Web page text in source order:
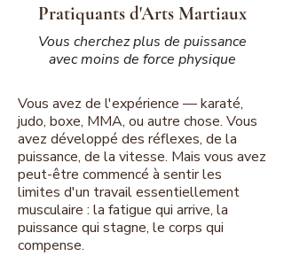
Pratiquants d'Arts Martiaux
Vous cherchez plus de puissance
avec moins de force physique
Vous avez de l'expérience — karaté,
judo, boxe, MMA, ou autre chose. Vous
avez développé des réflexes, de la
puissance, de la vitesse. Mais vous avez
peut-être commencé à sentir les
limites d'un travail essentiellement
musculaire : la fatigue qui arrive, la
puissance qui stagne, le corps qui
compense.